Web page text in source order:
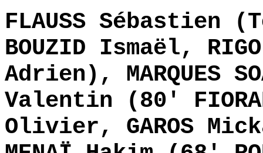
FLAUSS Sébastien
BOUZID Ismaël,
Adrien), MARQUES
Valentin (80'
Olivier, GAROS